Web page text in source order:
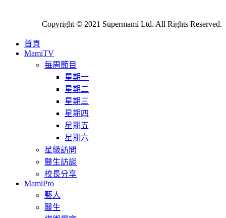
Copyright © 2021 Supermami Ltd. All Rights Reserved.
首頁
MamiTV
每周節目
星期一
星期二
星期三
星期四
星期五
星期六
星級訪問
醫生訪談
校長分享
MamiPro
藝人
醫生